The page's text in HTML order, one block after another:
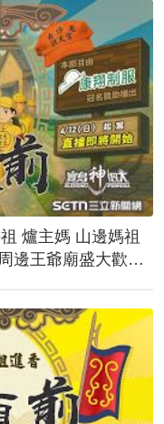
爐主媽 山邊媽祖
邊王爺廟盛大歡